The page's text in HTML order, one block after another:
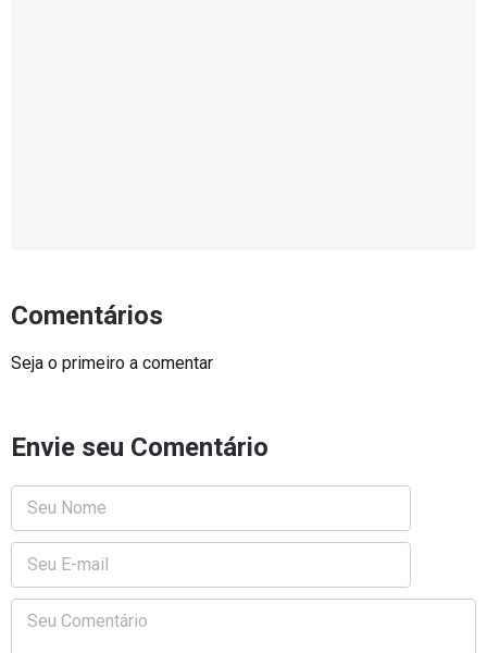
Comentários
Seja o primeiro a comentar
Envie seu Comentário